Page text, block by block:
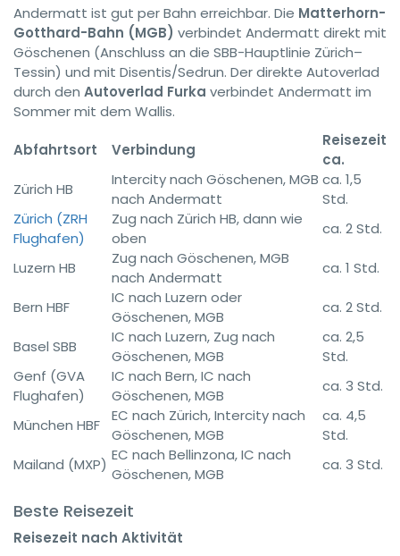
Andermatt ist gut per Bahn erreichbar. Die Matterhorn-
Gotthard-Bahn (MGB) verbindet Andermatt direkt mit
Göschenen (Anschluss an die SBB-Hauptlinie Zürich–
Tessin) und mit Disentis/Sedrun. Der direkte Autoverlad
durch den Autoverlad Furka verbindet Andermatt im
Sommer mit dem Wallis.
Abfahrtsort Verbindung
Reisezeit
ca.
Zürich HB
Intercity nach Göschenen, MGB
nach Andermatt
ca. 1,5
Std.
Zürich (ZRH
Flughafen)
Zug nach Zürich HB, dann wie
oben
ca. 2 Std.
Luzern HB
Zug nach Göschenen, MGB
nach Andermatt
ca. 1 Std.
Bern HBF
IC nach Luzern oder
Göschenen, MGB
ca. 2 Std.
Basel SBB
IC nach Luzern, Zug nach
Göschenen, MGB
ca. 2,5
Std.
Genf (GVA
Flughafen)
IC nach Bern, IC nach
Göschenen, MGB
ca. 3 Std.
München HBF
EC nach Zürich, Intercity nach
Göschenen, MGB
ca. 4,5
Std.
Mailand (MXP)
EC nach Bellinzona, IC nach
Göschenen, MGB
ca. 3 Std.
Beste Reisezeit
Reisezeit nach Aktivität